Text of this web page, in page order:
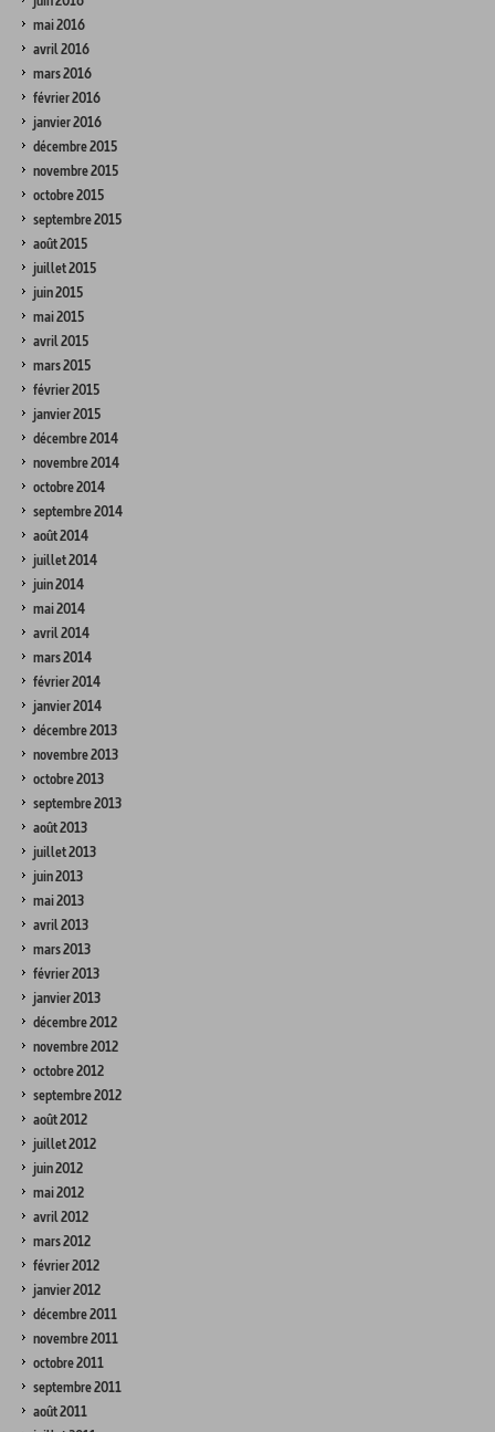
mai 2016
avril 2016
mars 2016
février 2016
janvier 2016
décembre 2015
novembre 2015
octobre 2015
septembre 2015
août 2015
juillet 2015
juin 2015
mai 2015
avril 2015
mars 2015
février 2015
janvier 2015
décembre 2014
novembre 2014
octobre 2014
septembre 2014
août 2014
juillet 2014
juin 2014
mai 2014
avril 2014
mars 2014
février 2014
janvier 2014
décembre 2013
novembre 2013
octobre 2013
septembre 2013
août 2013
juillet 2013
juin 2013
mai 2013
avril 2013
mars 2013
février 2013
janvier 2013
décembre 2012
novembre 2012
octobre 2012
septembre 2012
août 2012
juillet 2012
juin 2012
mai 2012
avril 2012
mars 2012
février 2012
janvier 2012
décembre 2011
novembre 2011
octobre 2011
septembre 2011
août 2011